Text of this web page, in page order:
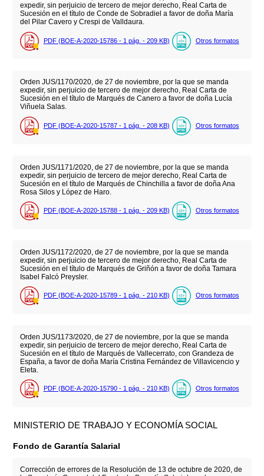
expedir, sin perjuicio de tercero de mejor derecho, Real Carta de
Sucesión en el título de Conde de Sobradiel a favor de doña María
del Pilar Cavero y Crespi de Valldaura.
PDF (BOE-A-2020-15786 - 1 pág. - 209 KB) Otros formatos
Orden JUS/1170/2020, de 27 de noviembre, por la que se manda
expedir, sin perjuicio de tercero de mejor derecho, Real Carta de
Sucesión en el título de Marqués de Canero a favor de doña Lucía
Viñuela Salas.
PDF (BOE-A-2020-15787 - 1 pág. - 208 KB) Otros formatos
Orden JUS/1171/2020, de 27 de noviembre, por la que se manda
expedir, sin perjuicio de tercero de mejor derecho, Real Carta de
Sucesión en el título de Marqués de Chinchilla a favor de doña Ana
Rosa Silos y López de Haro.
PDF (BOE-A-2020-15788 - 1 pág. - 209 KB) Otros formatos
Orden JUS/1172/2020, de 27 de noviembre, por la que se manda
expedir, sin perjuicio de tercero de mejor derecho, Real Carta de
Sucesión en el título de Marqués de Griñón a favor de doña Tamara
Isabel Falcó Preysler.
PDF (BOE-A-2020-15789 - 1 pág. - 210 KB) Otros formatos
Orden JUS/1173/2020, de 27 de noviembre, por la que se manda
expedir, sin perjuicio de tercero de mejor derecho, Real Carta de
Sucesión en el título de Marqués de Vallecerrato, con Grandeza de
España, a favor de doña María Cristina Fernández de Villavicencio y
Eleta.
PDF (BOE-A-2020-15790 - 1 pág. - 210 KB) Otros formatos
MINISTERIO DE TRABAJO Y ECONOMÍA SOCIAL
Fondo de Garantía Salarial
Corrección de errores de la Resolución de 13 de octubre de 2020, de